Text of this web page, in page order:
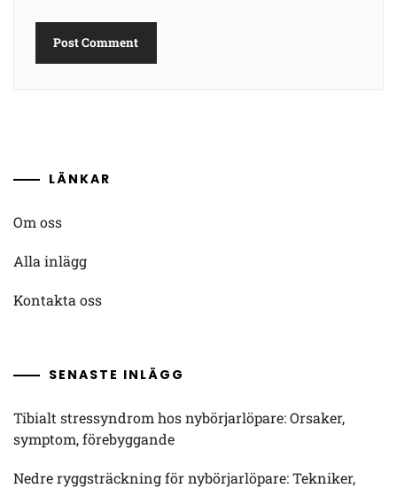
LÄNKAR
Om oss
Alla inlägg
Kontakta oss
SENASTE INLÄGG
Tibialt stressyndrom hos nybörjarlöpare: Orsaker,
symptom, förebyggande
Nedre ryggsträckning för nybörjarlöpare: Tekniker,